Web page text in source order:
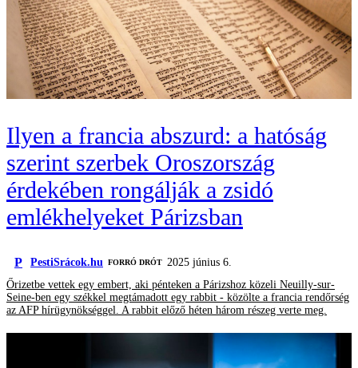
Ilyen a francia abszurd: a hatóság
szerint szerbek Oroszország
érdekében rongálják a zsidó
emlékhelyeket Párizsban
P PestiSrácok.hu FORRÓ DRÓT 2025 június 6.
Őrizetbe vettek egy embert, aki pénteken a Párizshoz közeli Neuilly-sur-
Seine-ben egy székkel megtámadott egy rabbit - közölte a francia rendőrség
az AFP hírügynökséggel. A rabbit előző héten három részeg verte meg.